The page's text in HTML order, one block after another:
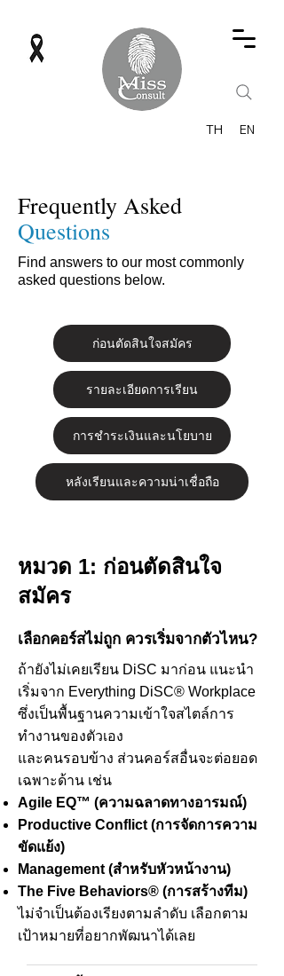
TH EN
Frequently Asked
Questions
Find answers to our most commonly
asked questions below.
ก่อนตัดสินใจสมัคร
รายละเอียดการเรียน
การชำระเงินและนโยบาย
หลังเรียนและความน่าเชื่อถือ
หมวด 1: ก่อนตัดสินใจ
สมัคร
เลือกคอร์สไม่ถูก ควรเริ่มจากตัวไหน?
ถ้ายังไม่เคยเรียน DiSC มาก่อน แนะนำ
เริ่มจาก Everything DiSC® Workplace
ซึ่งเป็นพื้นฐานความเข้าใจสไตล์การ
ทำงานของตัวเอง
และคนรอบข้าง ส่วนคอร์สอื่นจะต่อยอด
เฉพาะด้าน เช่น
Agile EQ™ (ความฉลาดทางอารมณ์)
Productive Conflict (การจัดการความ
ขัดแย้ง)
Management (สำหรับหัวหน้างาน)
The Five Behaviors® (การสร้างทีม)
ไม่จำเป็นต้องเรียงตามลำดับ เลือกตาม
เป้าหมายที่อยากพัฒนาได้เลย